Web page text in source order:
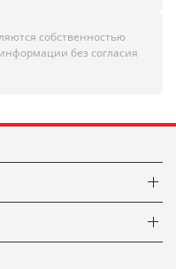
собственностью
без согласия